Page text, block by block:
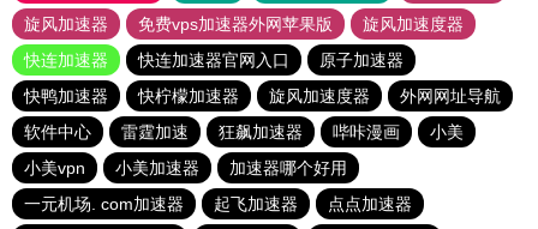
旋风加速器
免费vps加速器外网苹果版
旋风加速度器
快连加速器
快连加速器官网入口
原子加速器
快鸭加速器
快柠檬加速器 旋风加速度器
外网网址导航
软件中心
雷霆加速 狂飙加速器 哔咔漫画
小美
小美vpn
小美加速器
加速器哪个好用
一元机场. com加速器
起飞加速器
点点加速器